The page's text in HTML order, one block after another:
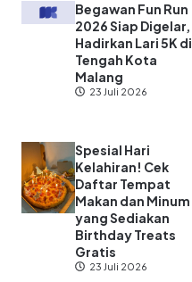
Begawan Fun Run
2026 Siap Digelar,
Hadirkan Lari 5K di
Tengah Kota
Malang
23 Juli 2026
Spesial Hari
Kelahiran! Cek
Daftar Tempat
Makan dan Minum
yang Sediakan
Birthday Treats
Gratis
23 Juli 2026